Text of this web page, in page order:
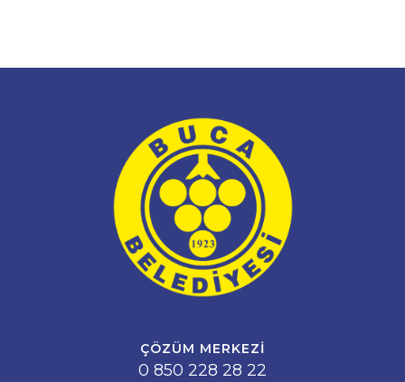
ÇÖZÜM MERKEZI
0 850 228 28 22